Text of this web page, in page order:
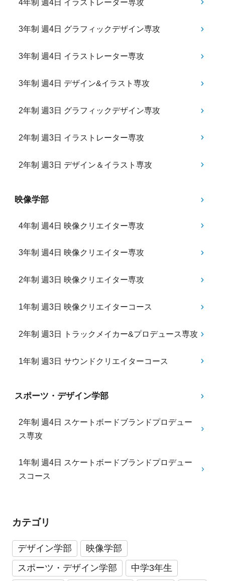
4年制 週4日 イラストレーター専攻
3年制 週4日 グラフィックデザイン専攻
3年制 週4日 イラストレーター専攻
3年制 週4日 デザイン&イラスト専攻
2年制 週3日 グラフィックデザイン専攻
2年制 週3日 イラストレーター専攻
2年制 週3日 デザイン＆イラスト専攻
映像学部
4年制 週4日 映像クリエイター専攻
3年制 週4日 映像クリエイター専攻
2年制 週3日 映像クリエイター専攻
1年制 週3日 映像クリエイターコース
2年制 週3日 トラックメイカー&プロデュース専攻
1年制 週3日 サウンドクリエイターコース
スポーツ・デザイン学部
2年制 週4日 スケートボードブランドプロデュー
ス専攻
1年制 週4日 スケートボードブランドプロデュー
スコース
カテゴリ
デザイン学部
映像学部
スポーツ・デザイン学部
中学3年生